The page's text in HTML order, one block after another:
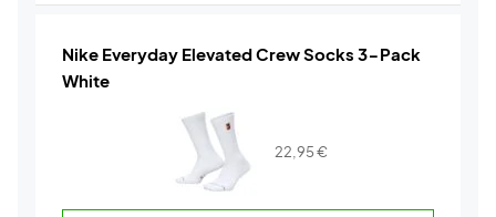
Nike Everyday Elevated Crew Socks 3-Pack
White
22,95€